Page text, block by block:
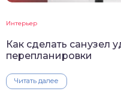
Интерьер
Как сделать санузел
перепланировки
Читать далее